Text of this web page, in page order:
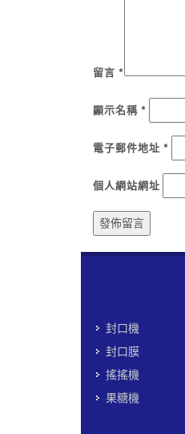
留言 *
顯示名稱 *
電子郵件地址 *
個人網站網址
封口機
封口膜
搖搖機
果糖機